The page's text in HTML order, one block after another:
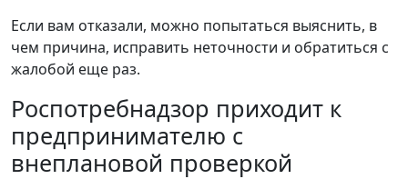
Если вам отказали, можно попытаться выяснить, в
чем причина, исправить неточности и обратиться с
жалобой еще раз.
Роспотребнадзор приходит к
предпринимателю с
внеплановой проверкой